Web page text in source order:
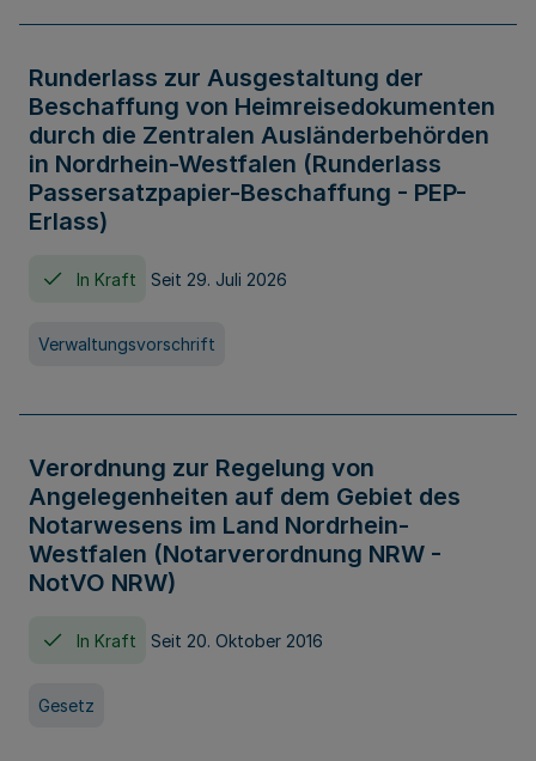
Runderlass zur Ausgestaltung der
Beschaffung von Heimreisedokumenten
durch die Zentralen Ausländerbehörden
in Nordrhein-Westfalen (Runderlass
Passersatzpapier-Beschaffung - PEP-
Erlass)
In Kraft Seit 29. Juli 2026
Verwaltungsvorschrift
Verordnung zur Regelung von
Angelegenheiten auf dem Gebiet des
Notarwesens im Land Nordrhein-
Westfalen (Notarverordnung NRW -
NotVO NRW)
In Kraft Seit 20. Oktober 2016
Gesetz